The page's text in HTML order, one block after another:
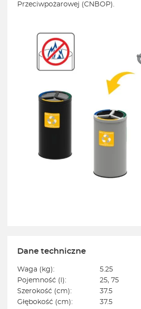
Przeciwpożarowej (CNBOP).
Dane techniczne
Waga (kg):
5.25
Pojemność (l):
25, 75
Szerokość (cm):
37.5
Głębokość (cm):
37.5